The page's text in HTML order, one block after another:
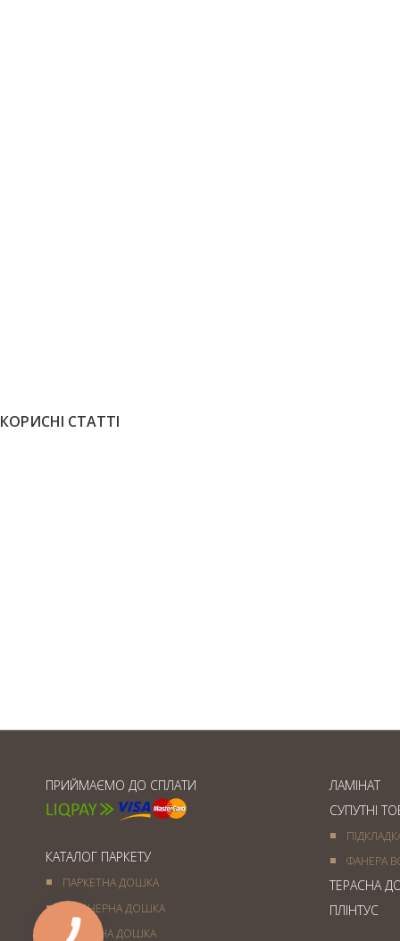
КОРИСНІ СТАТТІ
ПРИЙМАЄМО ДО СПЛАТИ
КАТАЛОГ ПАРКЕТУ
ПАРКЕТНА ДОШКА
ІНЖЕНЕРНА ДОШКА
МАСИВНА ДОШКА
ЛАМІНАТ
СУПУТНІ
ФАНЕРА
ТЕРАСНА
ПЛІНТУС